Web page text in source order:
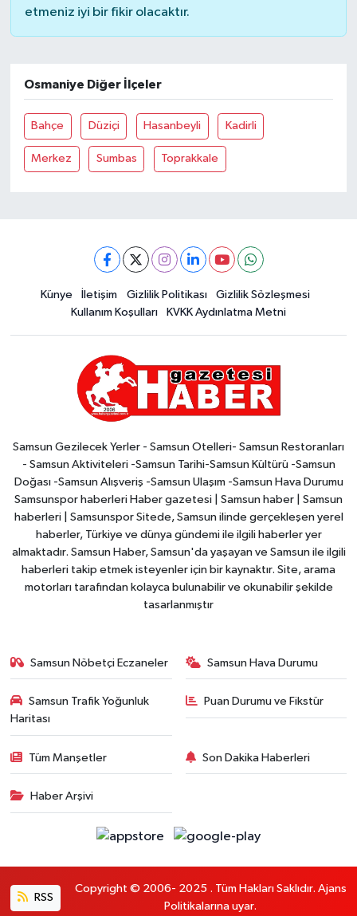
etmeniz iyi bir fikir olacaktır.
Osmaniye Diğer İlçeler
Bahçe Düziçi Hasanbeyli Kadirli
Merkez Sumbas Toprakkale
Künye İletişim Gizlilik Politikası
Gizlilik Sözleşmesi
Kullanım Koşulları
KVKK Aydınlatma Metni
Samsun Gezilecek Yerler - Samsun Otelleri- Samsun Restoranları
- Samsun Aktiviteleri -Samsun Tarihi-Samsun Kültürü -Samsun
Doğası -Samsun Alışveriş -Samsun Ulaşım -Samsun Hava Durumu
Samsunspor haberleri Haber gazetesi | Samsun haber | Samsun
haberleri | Samsunspor Sitede, Samsun ilinde gerçekleşen yerel
haberler, Türkiye ve dünya gündemi ile ilgili haberler yer
almaktadır. Samsun Haber, Samsun'da yaşayan ve Samsun ile ilgili
haberleri takip etmek isteyenler için bir kaynaktır. Site, arama
motorları tarafından kolayca bulunabilir ve okunabilir şekilde
tasarlanmıştır
Samsun Nöbetçi Eczaneler Samsun Hava Durumu
Samsun Trafik Yoğunluk
Haritası
Puan Durumu ve Fikstür
Tüm Manşetler Son Dakika Haberleri
Haber Arşivi
RSS
Copyright © 2006- 2025 . Tüm Hakları Saklıdır. Ajans
Politikalarına uyar.